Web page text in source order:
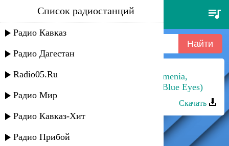
chinese eyes - fancy
Список радиостанций
Радио Кавказ
Радио Дагестан
Radio05.Ru
Радио Мир
Радио Кавказ-Хит
Радио Прибой
The National Duduk Ensemble of Armenia,
Arshak Sahakyan) - Alagyos Acher (Blue Eyes)
Скачать